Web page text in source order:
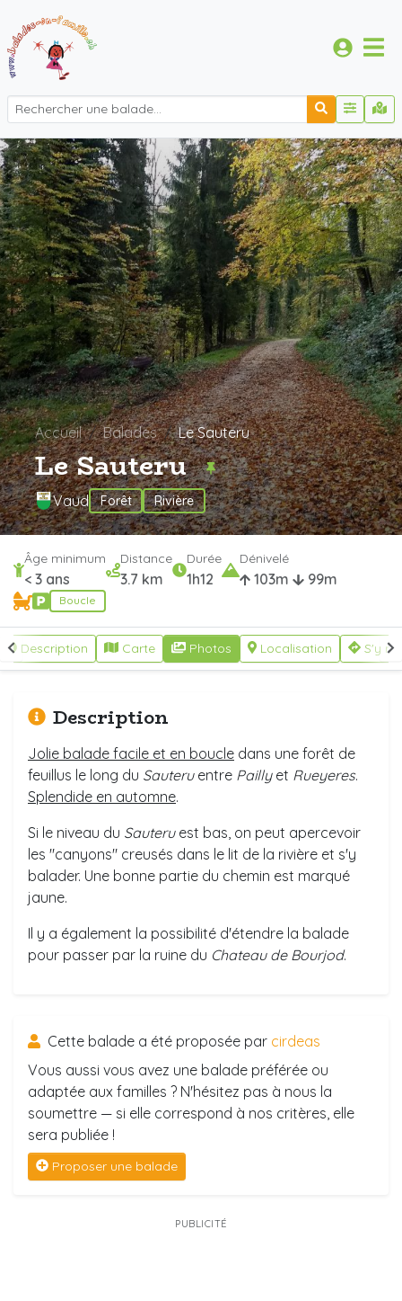
Accueil Balades Le Sauteru
Le Sauteru
Vaud Forêt Rivière
Âge minimum
< 3 ans
Distance
3.7 km
Durée
1h12
Dénivelé
103m 99m
Boucle
Description Carte Photos Localisation S'y
Description
Jolie balade facile et en boucle dans une forêt de
feuillus le long du Sauteru entre Paillyet Rueyeres.
Splendide en automne.
Si le niveau du Sauteru est bas, on peut apercevoir
les "canyons" creusés dans le lit de la rivière et s'y
balader. Une bonne partie du chemin est marqué
jaune.
Il y a également la possibilité d'étendre la balade
pour passer par la ruine du Chateau de Bourjod.
Cette balade a été proposée par cirdeas
Vous aussi vous avez une balade préférée ou
adaptée aux familles ? N'hésitez pas à nous la
soumettre — si elle correspond à nos critères, elle
sera publiée !
Proposer une balade
PUBLICITÉ